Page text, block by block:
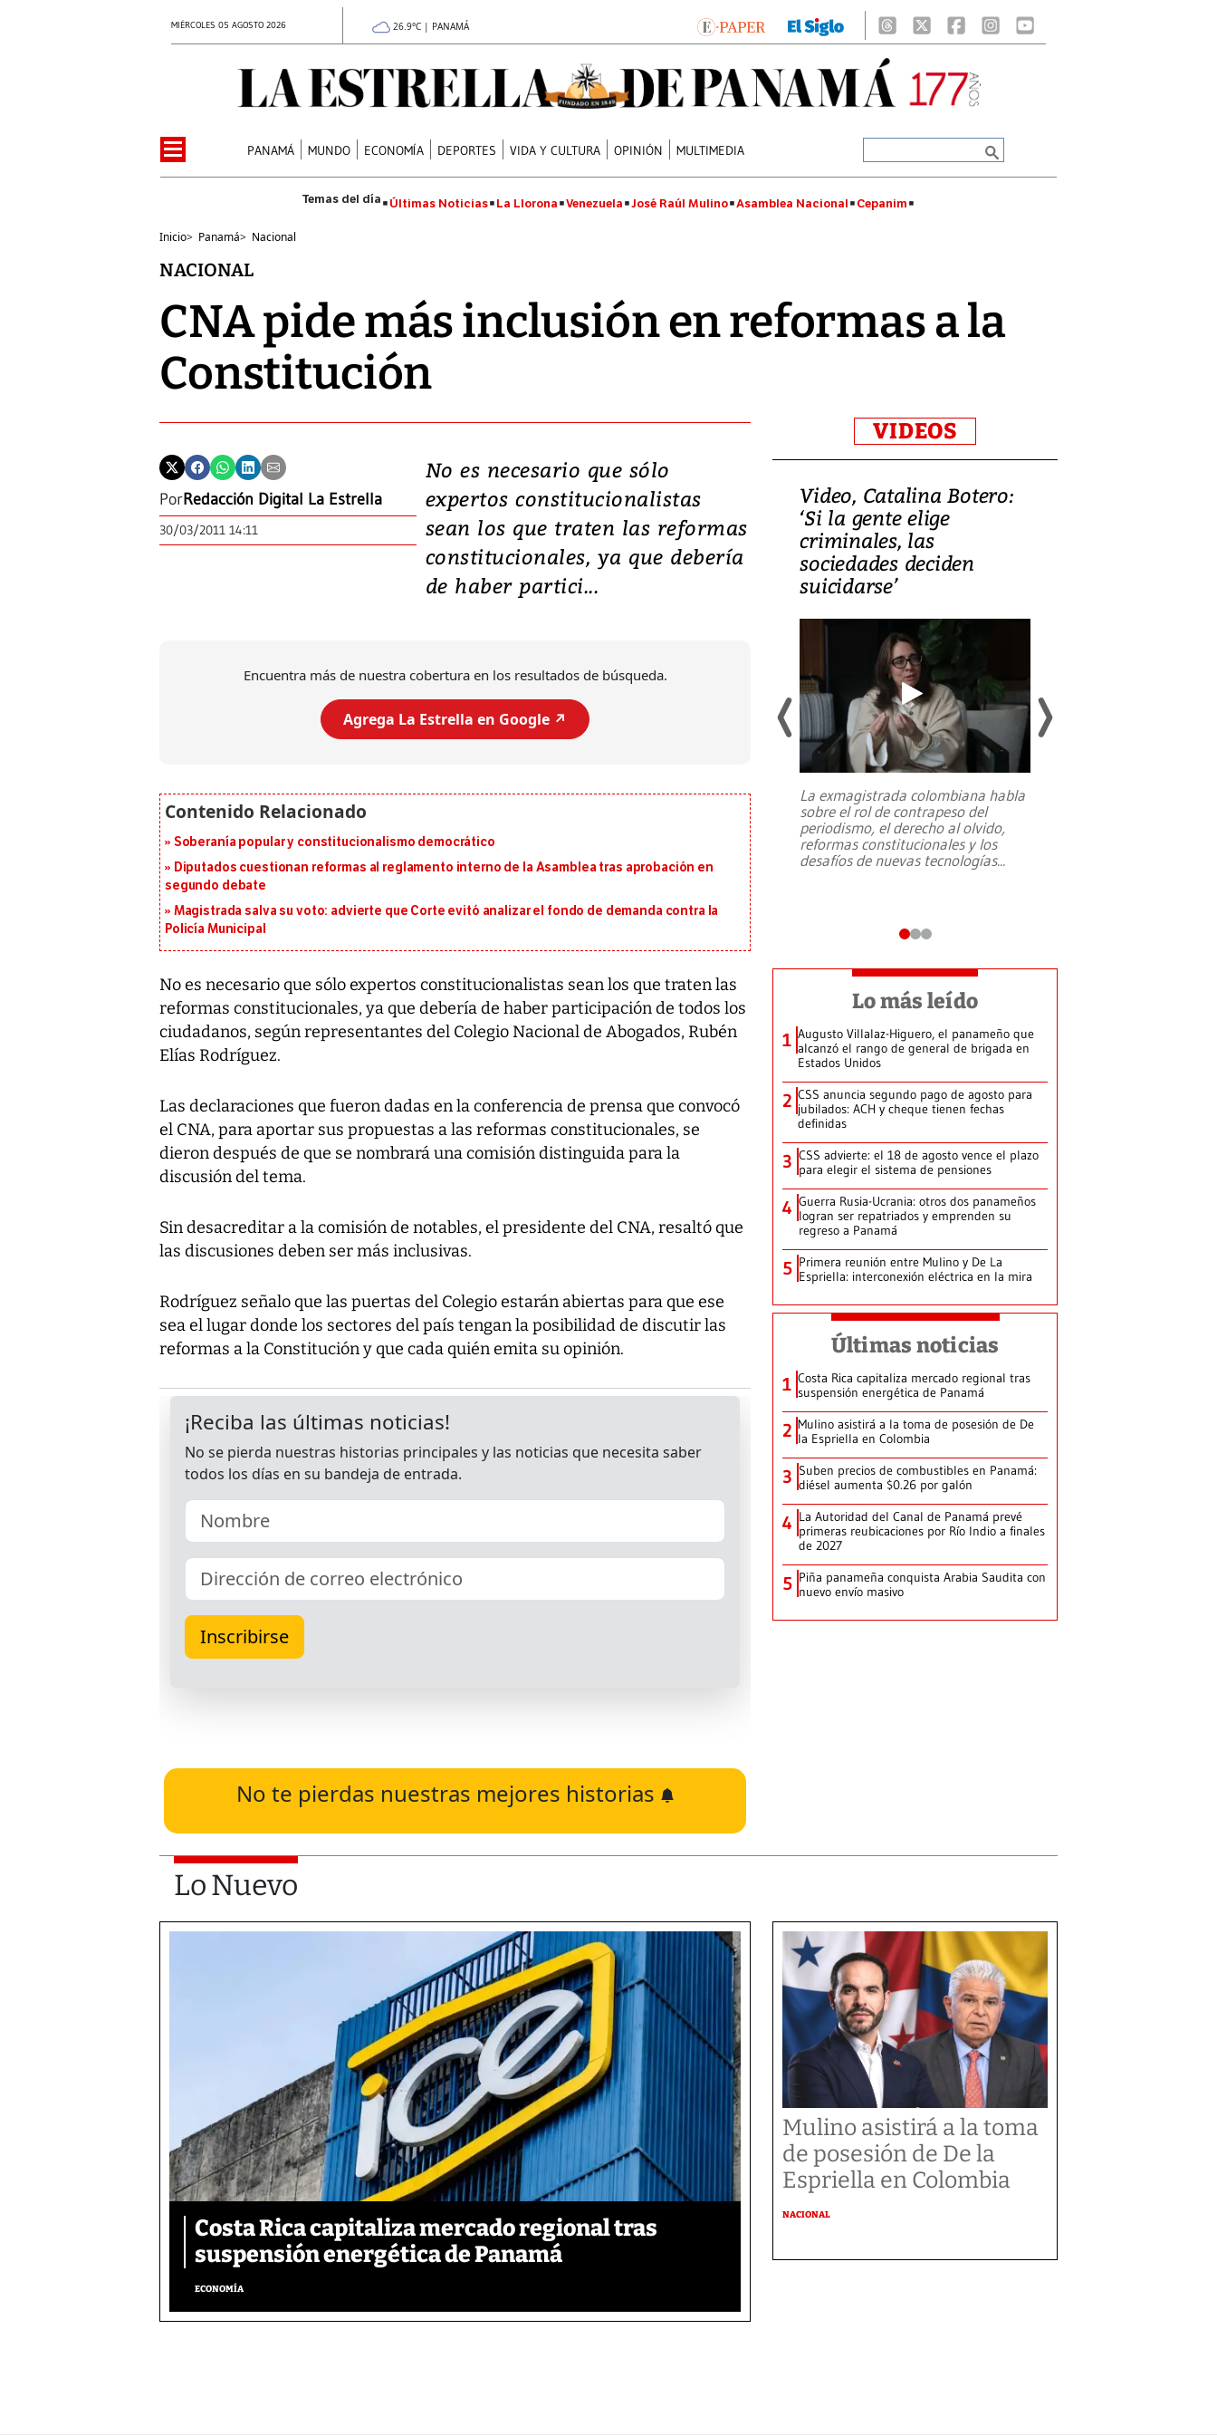
MIÉRCOLES 05 AGOSTO 2026 26.9°C | PANAMÁ
PANAMÁ MUNDO ECONOMÍA DEPORTES VIDA Y CULTURA OPINIÓN MULTIMEDIA
Últimas Noticias La Llorona Venezuela José Raúl Mulino Asamblea Nacional Cepanim
Inicio> Panamá> Nacional
NACIONAL
CNA pide más inclusión en reformas a la
Constitución
PorRedacción Digital La Estrella
30/03/2011 14:11
No es necesario que sólo
expertos constitucionalistas
sean los que traten las reformas
constitucionales, ya que debería
de haber partici...
Encuentra más de nuestra cobertura en los resultados de búsqueda.
Agrega La Estrella en Google ↗️
Soberanía popular y constitucionalismo democrático
Diputados cuestionan reformas al reglamento interno de la Asamblea tras aprobación en
segundo debate
Magistrada salva su voto: advierte que Corte evitó analizar el fondo de demanda contra la
Policía Municipal
No es necesario que sólo expertos constitucionalistas sean los que traten las
reformas constitucionales, ya que debería de haber participación de todos los
ciudadanos, según representantes del Colegio Nacional de Abogados, Rubén
Elías Rodríguez.
Las declaraciones que fueron dadas en la conferencia de prensa que convocó
el CNA, para aportar sus propuestas a las reformas constitucionales, se
dieron después de que se nombrará una comisión distinguida para la
discusión del tema.
Sin desacreditar a la comisión de notables, el presidente del CNA, resaltó que
las discusiones deben ser más inclusivas.
Rodríguez señalo que las puertas del Colegio estarán abiertas para que ese
sea el lugar donde los sectores del país tengan la posibilidad de discutir las
reformas a la Constitución y que cada quién emita su opinión.
No te pierdas nuestras mejores historias
VIDEOS
Video, Japón: Terremoto
deja heridos y graves
daños en Kumamoto
al sur de Japón, provocando una
Video, Catalina Botero:
‘Si la gente elige
criminales, las
sociedades deciden
suicidarse’
La exmagistrada colombiana habla
sobre el rol de contrapeso del
periodismo, el derecho al olvido,
reformas constitucionales y los
desafíos de nuevas tecnologías...
Lo más leído
1 Augusto Villalaz-Higuero, el panameño que
alcanzó el rango de general de brigada en
Estados Unidos
2 CSS anuncia segundo pago de agosto para
jubilados: ACH y cheque tienen fechas
definidas
3 CSS advierte: el 18 de agosto vence el plazo
para elegir el sistema de pensiones
4 Guerra Rusia-Ucrania: otros dos panameños
logran ser repatriados y emprenden su
regreso a Panamá
5 Primera reunión entre Mulino y De La
Espriella: interconexión eléctrica en la mira
Últimas noticias
1 Costa Rica capitaliza mercado regional tras
suspensión energética de Panamá
2 Mulino asistirá a la toma de posesión de De
la Espriella en Colombia
3 Suben precios de combustibles en Panamá:
diésel aumenta $0.26 por galón
4 La Autoridad del Canal de Panamá prevé
primeras reubicaciones por Río Indio a finales
de 2027
5 Piña panameña conquista Arabia Saudita con
nuevo envío masivo
Lo Nuevo
Costa Rica capitaliza mercado regional tras
suspensión energética de Panamá
ECONOMÍA
Mulino asistirá a la toma
de posesión de De la
Espriella en Colombia
NACIONAL